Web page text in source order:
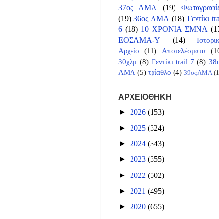
37ος ΑΜΑ
(19)
(19) 36ος ΑΜΑ (18) Γεντίκι
6 (18) 10 ΧΡΟΝΙΑ ΣΜΝΛ
ΕΟΣΛΜΑ-Υ
(14)
Αρχείο
(11) Αποτελέσματα
30χλμ (8) Γεντίκι trail 7 (8)
ΑΜΑ (5) τρίαθλο (4) 39ος ΑΜΑ
ΑΡΧΕΙΟΘΗΚΗ
► 2026 (153)
► 2025 (324)
► 2024 (343)
► 2023 (355)
► 2022 (502)
► 2021 (495)
► 2020 (655)